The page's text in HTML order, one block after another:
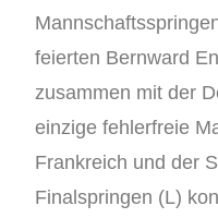
feierten Bernward
zusammen mit der
einzige fehlerfreie
Frankreich und der
Finalspringen (L)